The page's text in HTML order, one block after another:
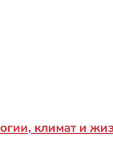
климат и